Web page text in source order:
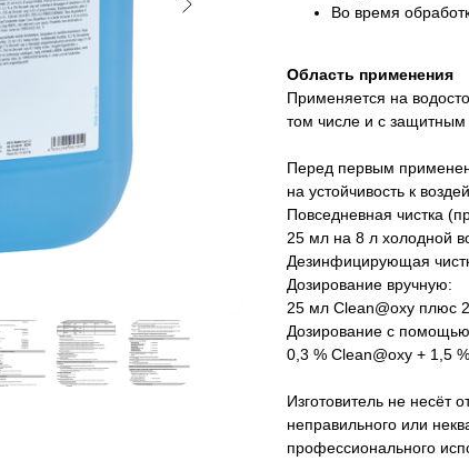
Во время
Область применения
Применяется на
том числе и с
Перед первым
на устойчивость к
Повседневная чистка
25 мл на 8 л холодной
Дезинфицирующая
Дозирование вручную:
25 мл Clean@oxy плюс
Дозирование с
0,3 % Clean@oxy + 1,5
Изготовитель не несёт
неправильного или
профессионального